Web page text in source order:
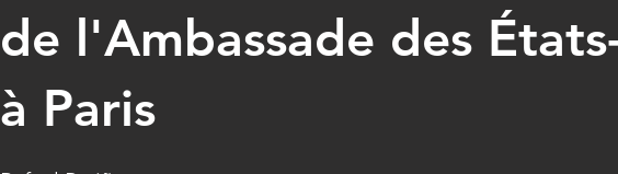
de l'Ambassade des
à Paris